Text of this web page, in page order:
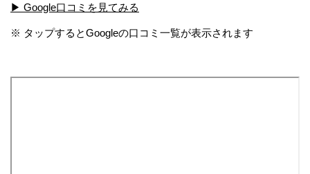
▶ Google口コミを見てみる
※ タップするとGoogleの口コミ一覧が表示されます